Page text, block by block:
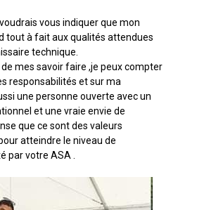
vous indiquer que mon
tout à fait aux qualités attendues
technique.
mes savoir faire ,je peux compter
responsabilités et sur ma
une personne ouverte avec un
et une vraie envie de
que ce sont des valeurs
atteindre le niveau de
par votre ASA .